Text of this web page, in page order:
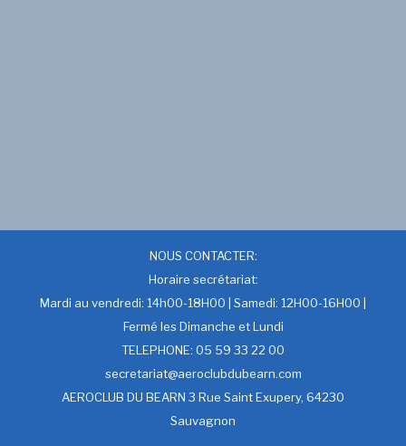
NOUS CONTACTER:
Horaire secrétariat:
Mardi au vendredi: 14h00-18H00 | Samedi: 12H00-16H00 |
Fermé les Dimanche et Lundi
TELEPHONE: 05 59 33 22 00
secretariat@aeroclubdubearn.com
AEROCLUB DU BEARN 3 Rue Saint Exupery, 64230
Sauvagnon